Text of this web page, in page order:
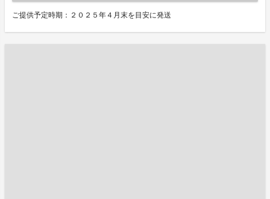
ご提供予定時期：２０２５年４月末を目安に発送